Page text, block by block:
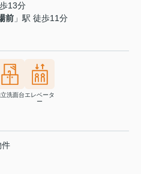
13分
前 」駅 徒歩11分
洗面台エレベータ
ー